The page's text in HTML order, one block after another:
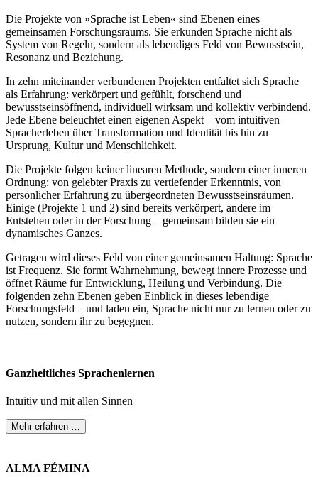
Die Projekte von »Sprache ist Leben« sind Ebenen eines
gemeinsamen Forschungsraums. Sie erkunden Sprache nicht als
System von Regeln, sondern als lebendiges Feld von Bewusstsein,
Resonanz und Beziehung.
In zehn miteinander verbundenen Projekten entfaltet sich Sprache
als Erfahrung: verkörpert und gefühlt, forschend und
bewusstseinsöffnend, individuell wirksam und kollektiv verbindend.
Jede Ebene beleuchtet einen eigenen Aspekt – vom intuitiven
Spracherleben über Transformation und Identität bis hin zu
Ursprung, Kultur und Menschlichkeit.
Die Projekte folgen keiner linearen Methode, sondern einer inneren
Ordnung: von gelebter Praxis zu vertiefender Erkenntnis, von
persönlicher Erfahrung zu übergeordneten Bewusstseinsräumen.
Einige (Projekte 1 und 2) sind bereits verkörpert, andere im
Entstehen oder in der Forschung – gemeinsam bilden sie ein
dynamisches Ganzes.
Getragen wird dieses Feld von einer gemeinsamen Haltung: Sprache
ist Frequenz. Sie formt Wahrnehmung, bewegt innere Prozesse und
öffnet Räume für Entwicklung, Heilung und Verbindung. Die
folgenden zehn Ebenen geben Einblick in dieses lebendige
Forschungsfeld – und laden ein, Sprache nicht nur zu lernen oder zu
nutzen, sondern ihr zu begegnen.
Ganzheitliches Sprachenlernen
Intuitiv und mit allen Sinnen
Mehr erfahren …
ALMA FÉMINA